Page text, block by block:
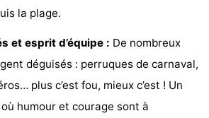
la plage.
et esprit d’équipe : De nombreux
déguisés : perruques de carnaval,
plus c’est fou, mieux c’est ! Un
humour et courage sont à